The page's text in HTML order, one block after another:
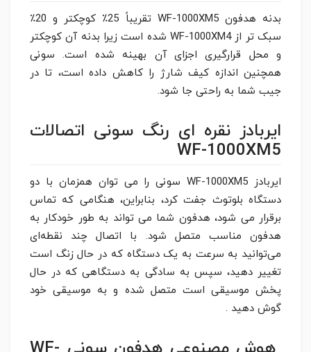
بدنه هدفون WF-1000XM5 تقریباً 25٪ کوچکتر و 20٪
سبک تر از WF-1000XM4 شده است زیرا بدنه آن کوچکتر
و محل قرارگیری اجزای آن بهینه شده است. سونی
همچنین اندازه کیف شارژ را کاهش داده‌ است، تا در
جیب شما به راحتی جا شود.
ایربادز نقره ای رنگ سونی اتصالات
WF-1000XM5
ایربادز WF-1000XM5 سونی را می توان همزمان با دو
دستگاه بلوتوث جفت کرد، بنابراین، هنگامی که تماس
برقرار می شود، هدفون شما می تواند به طور خودکار به
هدفون مناسب متصل شود. با اتصال چند نقطه‌ای
می‌توانید به سرعت به یک دستگاه که در حال زنگ است
تغییر دهید، سپس به سادگی به دستگاهی که در حال
پخش موسیقی است متصل شده و به موسیقی خود
گوش دهید .